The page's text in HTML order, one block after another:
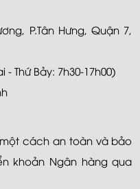
P.Tân Hưng, Quận 7,
- Thứ Bảy: 7h30-17h00)
cách an toàn và bảo
khoản Ngân hàng qua